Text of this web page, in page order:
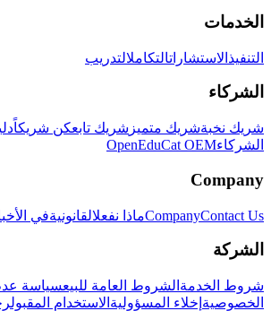
الخدمات
التنفيذ الاستشاراتالتكاملالتدريب
الشركاء
شريك نخبةشريك متميز شريك تابعكن شريكاً
الشركاءOpenEduCat OEM
Company
CompanyContact Us ماذا نفعلالقانونيةفي
الشركة
شروط الخدمة الشروط العامة للبيعسياسة عدم
الخصوصية إخلاء المسؤولية الاستخدام المقبول